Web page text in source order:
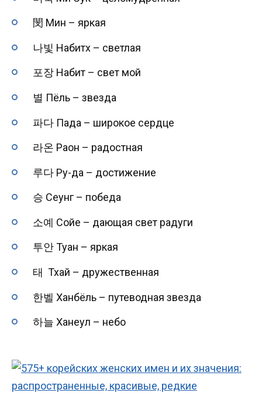
閔 Мин – яркая
나빛 Набитх – светлая
포장 Набит – свет мой
별 Пёль – звезда
파다 Пада – широкое сердце
라온 Раон – радостная
루다 Ру-да – достижение
승 Сеунг – победа
소예 Сойе – дающая свет радуги
투안 Туан – яркая
태 Тхай – дружественная
한벨 Ханбёль – путеводная звезда
하늘 Ханеул – небо